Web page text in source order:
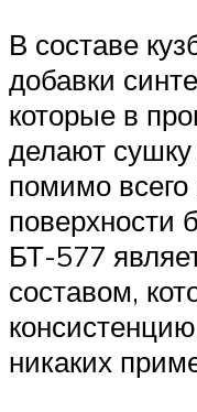
В составе
добавки
которые в
делают
помимо всего
поверхности
БТ-577
составом,
никаких